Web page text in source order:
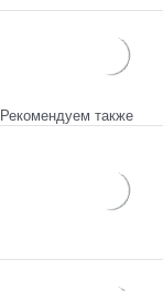
Рекомендуем также